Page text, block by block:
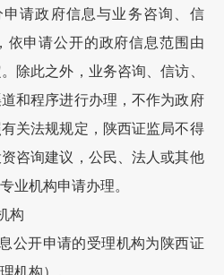
请政府信息与业务咨询、信
依申请公开的政府信息范围由
除此之外，业务咨询、信访、
和程序进行办理，不作为政府
关法规规定， 陕西证监局不得
咨询建议，公民、法人或其他
业机构申请办理。
构
公开申请的受理机构为 陕西证